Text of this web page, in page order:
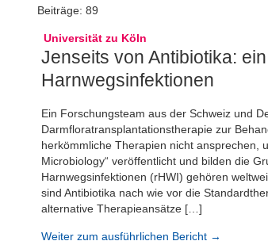
Beiträge: 89
Universität zu Köln
Jenseits von Antibiotika:
Harnwegsinfektionen
Ein Forschungsteam aus der Schweiz und
Darmfloratransplantationstherapie zur
herkömmliche Therapien nicht ansprechen,
Microbiology“ veröffentlicht und bilden die
Harnwegsinfektionen (rHWI) gehören
sind Antibiotika nach wie vor die
alternative Therapieansätze […]
Weiter zum ausführlichen Bericht →